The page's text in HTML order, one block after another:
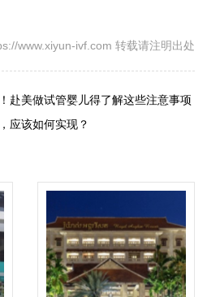
www.xiyun-ivf.com 转载请注明出处
赴美做试管婴儿得了解这些注意事项
应该如何实现？